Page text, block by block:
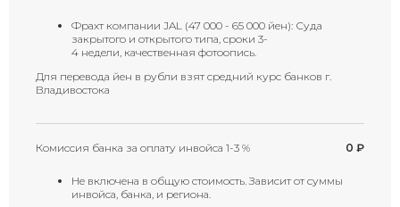
Фрахт компании JAL (47 000 - 65 000 йен): Суда
закрытого и открытого типа, сроки 3-
4 недели, качественная фотоопись.
Для перевода йен в рубли взят средний курс банков г.
Владивостока
Комиссия банка за оплату инвойса 1-3 % 0 ₽
Не включена в общую стоимость. Зависит от суммы
инвойса, банка, и региона.